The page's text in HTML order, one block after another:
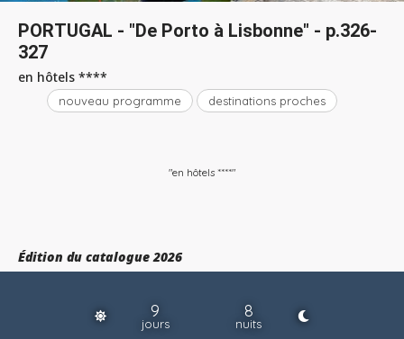
PORTUGAL - "De Porto à Lisbonne" - p.326-
327
Édition du catalogue 2026
en hôtels ****
nouveau programme destinations proches
"en hôtels ****"
9
jours
8
nuits